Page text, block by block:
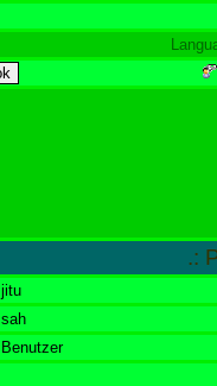
.:
jitu
sah
Benutzer